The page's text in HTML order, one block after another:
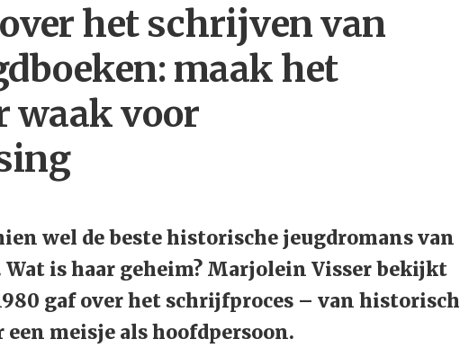
het schrijven van
maak het
waak voor
wel de beste historische jeugdromans van
Wat is haar geheim? Marjolein Visser bekijkt
gaf over het schrijfproces – van historisch
meisje als hoofdpersoon.